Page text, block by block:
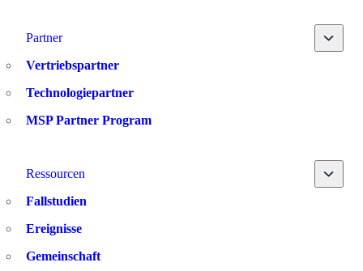
Partner Toggle
Vertriebspartner
Technologiepartner
MSP Partner Program
Ressourcen Toggle
Fallstudien
Ereignisse
Gemeinschaft